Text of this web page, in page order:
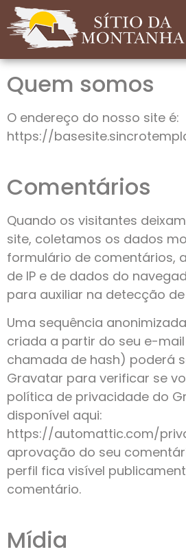
Quem somos
O endereço do nosso site é:
https://
Comentários
Quando os visitantes
site, coletamos os dados
formulário de comentários,
de IP e de dados do
para auxiliar na detecção
Uma sequência
criada a partir do seu e-
chamada de hash) poderá
Gravatar para verificar se
política de privacidade do
disponível aqui:
https://automattic.com/
aprovação do seu
perfil fica visível
comentário.
Mídia